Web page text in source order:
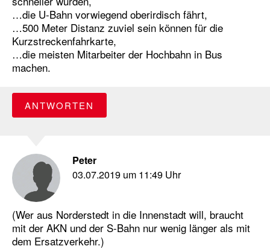
…die U-Bahn vorwiegend oberirdisch fährt,
…500 Meter Distanz zuviel sein können für die
Kurzstreckenfahrkarte,
…die meisten Mitarbeiter der Hochbahn in Bus
machen.
ANTWORTEN
Peter
03.07.2019 um 11:49 Uhr
(Wer aus Norderstedt in die Innenstadt will, braucht
mit der AKN und der S-Bahn nur wenig länger als mit
dem Ersatzverkehr.)